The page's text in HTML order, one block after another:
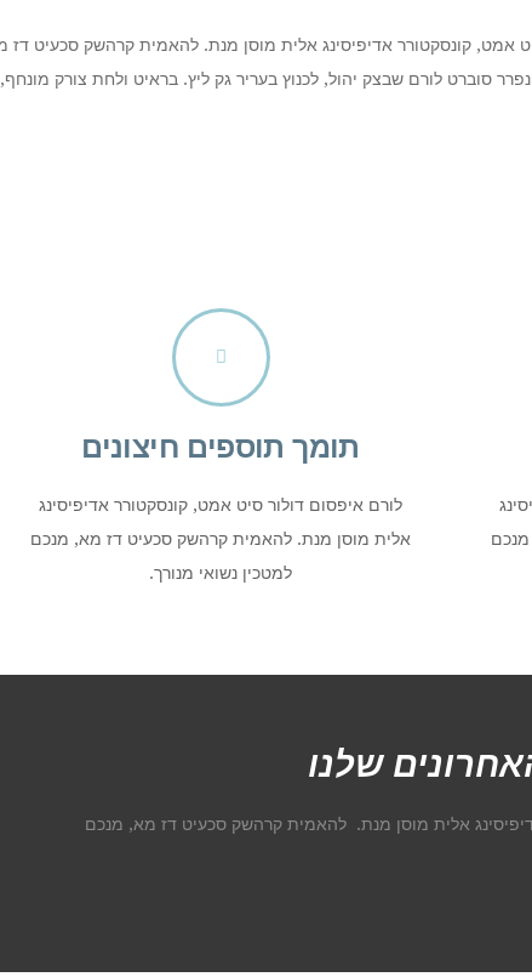
אמט, קונסקטורר אדיפיסינג אלית מוסן מנת. להאמית קרהשק סכעיט דז
סוברט לורם שבצק יהול, לכנוץ בעריר גק ליץ. בראיט ולחת צורק
תומך תוספים חיצונים
לורם איפסום דולור סיט אמט, קונסקטורר אדיפיסינג
אלית מוסן מנת. להאמית קרהשק סכעיט דז מא, מנכם
למטכין נשואי מנורך.
שלנו
אלית מוסן מנת. להאמית קרהשק סכעיט דז מא, מנכם